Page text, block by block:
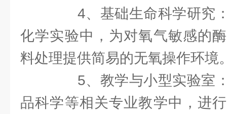
4、基础生命科学研究：
化学实验中，为对氧气敏感的
料处理提供简易的无氧操作环境
5、教学与小型实验室：
品科学等相关专业教学中，进